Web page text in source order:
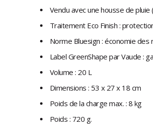
Vendu avec une housse de
Traitement Eco Finish :
Norme Bluesign : économie
Label GreenShape par Vaude :
Volume : 20 L
Dimensions : 53 x 27 x 18 cm
Poids de la charge max. : 8 kg
Poids : 720 g.